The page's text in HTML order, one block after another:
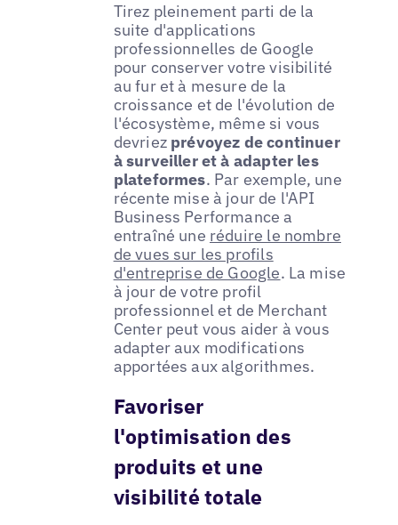
Tirez pleinement parti de la
suite d'applications
professionnelles de Google
pour conserver votre visibilité
au fur et à mesure de la
croissance et de l'évolution de
l'écosystème, même si vous
devriez prévoyez de continuer
à surveiller et à adapter les
plateformes. Par exemple, une
récente mise à jour de l'API
Business Performance a
entraîné une réduire le nombre
de vues sur les profils
d'entreprise de Google. La mise
à jour de votre profil
professionnel et de Merchant
Center peut vous aider à vous
adapter aux modifications
apportées aux algorithmes.
Favoriser
l'optimisation des
produits et une
visibilité totale